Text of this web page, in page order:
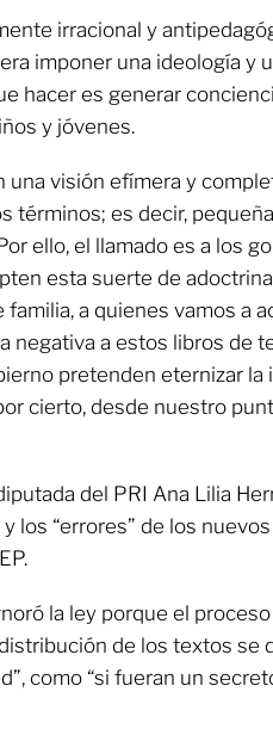
irracional y
imponer una ideología y
hacer es generar
y jóvenes.
una visión efímera y
términos; es decir,
ello, el llamado es a los
esta suerte de
a quienes vamos a
negativa a estos libros de
pretenden eternizar la
cierto, desde nuestro
del PRI Ana Lilia
los “errores” de los
la ley porque el
de los textos se
como “si fueran un